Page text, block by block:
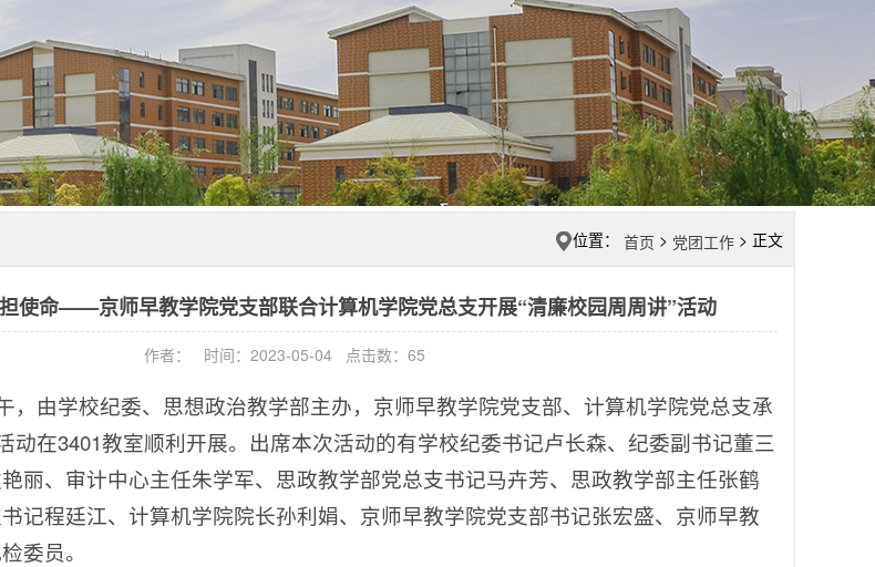
位置： 首页 > 党团工作 > 正文
使命——京师早教学院党支部联合计算机学院党总支开展“清廉校园周周讲”活动
作者： 时间：2023-05-04 点击数： 65
，由学校纪委、思想政治教学部主办，京师早教学院党支部、计算机学院党总支承
动在3401教室顺利开展。出席本次活动的有学校纪委书记卢长森、纪委副书记董三
丽、审计中心主任朱学军、思政教学部党总支书记马卉芳、思政教学部主任张鹤
记程廷江、计算机学院院长孙利娟、京师早教学院党支部书记张宏盛、京师早教
委员。